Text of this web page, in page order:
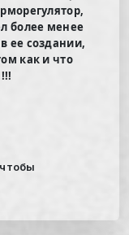
более менее
ее создании,
как и что
, чтобы